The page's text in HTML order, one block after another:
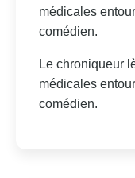
médicales
comédien.
Le chroniqueur
médicales
comédien.